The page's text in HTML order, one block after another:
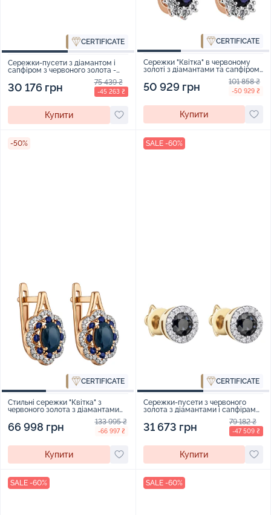
CERTIFICATE
Сережки-пусети з діамантом і
сапфіром з червоного золота -
30 176 грн 75 439 ₴
-45 263 ₴
Купити
CERTIFICATE
Сережки "Квітка" в червоному
золоті з діамантами та сапфіром
50 929 грн 101 858 ₴
-50 929 ₴
Купити
-50%
CERTIFICATE
Стильні сережки "Квітка" з
червоного золота з діамантами
66 998 грн 133 995 ₴
-66 997 ₴
Купити
SALE -60%
CERTIFICATE
Сережки-пусети з червоного
золота з діамантами і сапфірами
31 673 грн 79 182 ₴
-47 509 ₴
Купити
SALE -60% SALE -60%